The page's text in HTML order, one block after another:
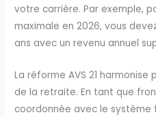
votre carrière. Par exemple,
maximale en 2026, vous
ans avec un revenu annuel
La réforme AVS 21
de la retraite. En tant que
coordonnée avec le système